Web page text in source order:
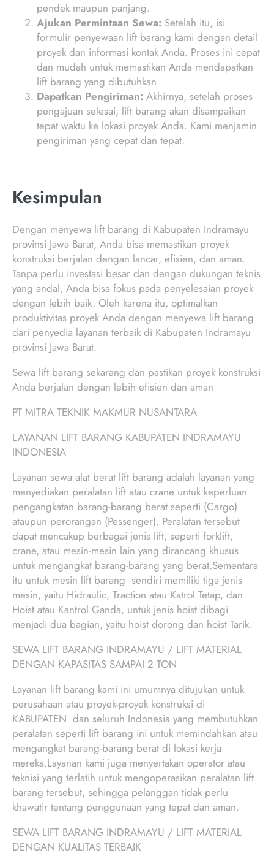
pendek maupun panjang.
Ajukan Permintaan Sewa: Setelah itu, isi
formulir penyewaan lift barang kami dengan detail
proyek dan informasi kontak Anda. Proses ini cepat
dan mudah untuk memastikan Anda mendapatkan
lift barang yang dibutuhkan.
Dapatkan Pengiriman: Akhirnya, setelah proses
pengajuan selesai, lift barang akan disampaikan
tepat waktu ke lokasi proyek Anda. Kami menjamin
pengiriman yang cepat dan tepat.
Kesimpulan
Dengan menyewa lift barang di Kabupaten Indramayu
provinsi Jawa Barat, Anda bisa memastikan proyek
konstruksi berjalan dengan lancar, efisien, dan aman.
Tanpa perlu investasi besar dan dengan dukungan teknis
yang andal, Anda bisa fokus pada penyelesaian proyek
dengan lebih baik. Oleh karena itu, optimalkan
produktivitas proyek Anda dengan menyewa lift barang
dari penyedia layanan terbaik di Kabupaten Indramayu
provinsi Jawa Barat.
Sewa lift barang sekarang dan pastikan proyek konstruksi
Anda berjalan dengan lebih efisien dan aman
PT MITRA TEKNIK MAKMUR NUSANTARA
LAYANAN LIFT BARANG KABUPATEN INDRAMAYU
INDONESIA
Layanan sewa alat berat lift barang adalah layanan yang
menyediakan peralatan lift atau crane untuk keperluan
pengangkatan barang-barang berat seperti (Cargo)
ataupun perorangan (Pessenger). Peralatan tersebut
dapat mencakup berbagai jenis lift, seperti forklift,
crane, atau mesin-mesin lain yang dirancang khusus
untuk mengangkat barang-barang yang berat.Sementara
itu untuk mesin lift barang sendiri memiliki tiga jenis
mesin, yaitu Hidraulic, Traction atau Katrol Tetap, dan
Hoist atau Kantrol Ganda, untuk jenis hoist dibagi
menjadi dua bagian, yaitu hoist dorong dan hoist Tarik.
SEWA LIFT BARANG INDRAMAYU / LIFT MATERIAL
DENGAN KAPASITAS SAMPAI 2 TON
Layanan lift barang kami ini umumnya ditujukan untuk
perusahaan atau proyek-proyek konstruksi di
KABUPATEN dan seluruh Indonesia yang membutuhkan
peralatan seperti lift barang ini untuk memindahkan atau
mengangkat barang-barang berat di lokasi kerja
mereka.Layanan kami juga menyertakan operator atau
teknisi yang terlatih untuk mengoperasikan peralatan lift
barang tersebut, sehingga pelanggan tidak perlu
khawatir tentang penggunaan yang tepat dan aman.
SEWA LIFT BARANG INDRAMAYU / LIFT MATERIAL
DENGAN KUALITAS TERBAIK